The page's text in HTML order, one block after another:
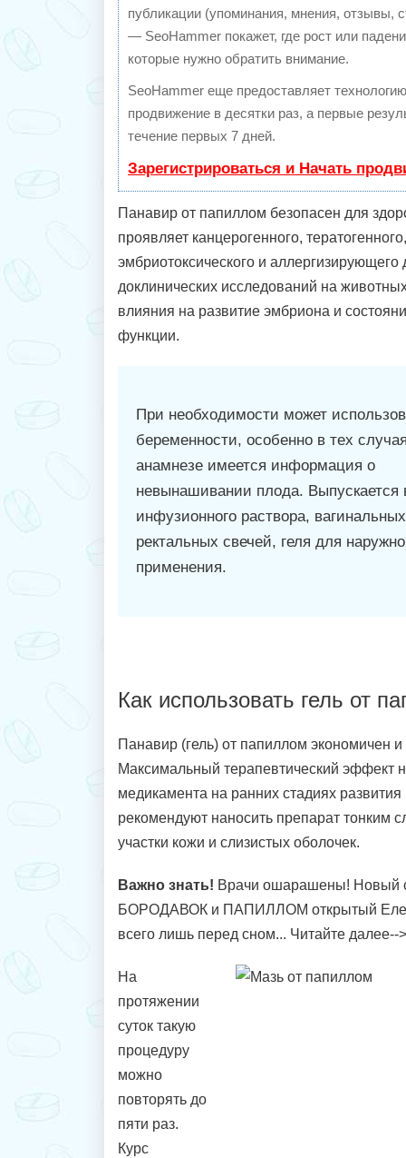
публикации (упоминания, мнения, отзывы,
— SeoHammer покажет, где рост или
которые нужно обратить внимание.
SeoHammer еще предоставляет
продвижение в десятки раз, а первые
течение первых 7 дней.
Зарегистрироваться и Начать
Панавир от папиллом безопасен для
проявляет канцерогенного,
эмбриотоксического и аллергизирующего
доклинических исследований на
влияния на развитие эмбриона и
функции.
При необходимости может
беременности, особенно в тех
анамнезе имеется информация о
невынашивании плода. Выпускается
инфузионного раствора,
ректальных свечей, геля для
применения.
Как использовать гель от
Панавир (гель) от папиллом экономичен
Максимальный терапевтический эффект
медикамента на ранних стадиях
рекомендуют наносить препарат тонким
участки кожи и слизистых оболочек.
Важно знать! Врачи ошарашены! Новый
БОРОДАВОК и ПАПИЛЛОМ открытый
всего лишь перед сном... Читайте далее-->
На
протяжении
суток такую
процедуру
можно
повторять до
пяти раз.
Курс